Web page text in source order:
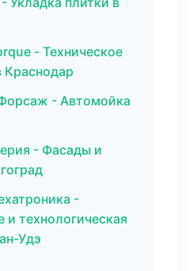
- Техническое
Краснодар
- Автомойка
- Фасады и
-
и технологическая
Удэ